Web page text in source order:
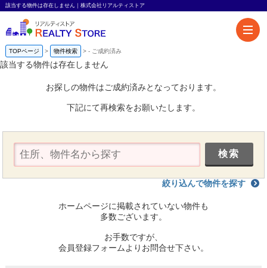
該当する物件は存在しません｜株式会社リアルティストア
TOPページ 物件検索 - ご成約済み
該当する物件は存在しません
お探しの物件はご成約済みとなっております。
下記にて再検索をお願いたします。
絞り込んで物件を探す
ホームページに掲載されていない物件も
多数ございます。
お手数ですが、
会員登録フォームよりお問合せ下さい。